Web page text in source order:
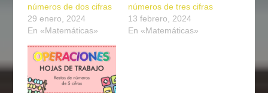
números de dos cifras
29 enero, 2024
En «Matemáticas»
números de tres cifras
13 febrero, 2024
En «Matemáticas»